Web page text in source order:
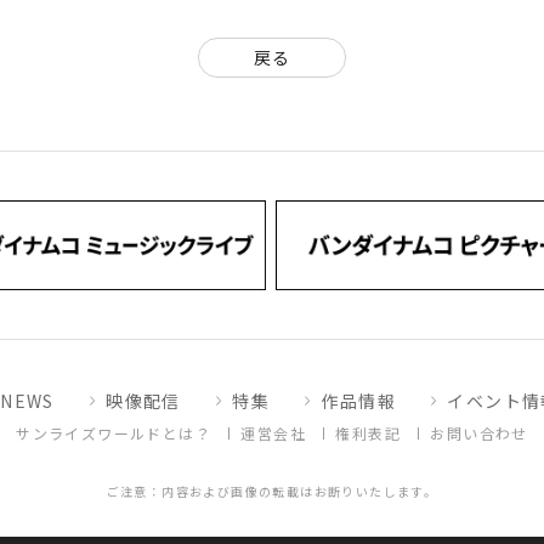
戻る
NEWS 映像配信 特集 作品情報 イベント
サンライズワールドとは？ 運営会社 権利表記 お問い合わせ
ご注意：内容および画像の転載はお断りいたします。